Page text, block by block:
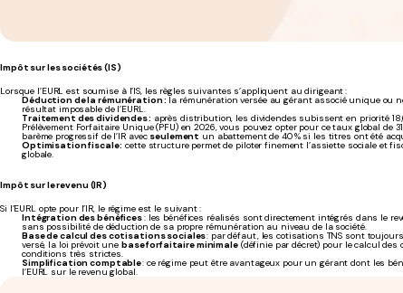
Impôt sur les sociétés (IS)
Lorsque l’EURL est soumise à l’IS, les règles suivantes s’appliquent au dirigeant :
Déduction de la rémunération : la rémunération versée au gérant associé unique ou
résultat imposable de l’EURL.
Traitement des dividendes : après distribution, les dividendes subissent en priorité
Prélèvement Forfaitaire Unique (PFU) en 2026, vous pouvez opter pour ce taux global de
barème progressif de l’IR avec seulement un abattement de 40 % si les titres ont été
Optimisation fiscale : cette structure permet de piloter finement l’assiette sociale et
globale.
Impôt sur le revenu (IR)
Si l’EURL opte pour l’IR, le régime est le suivant :
Intégration des bénéfices: les bénéfices réalisés sont directement intégrés dans le
sans possibilité de déduction de sa propre rémunération au niveau de la société.
Base de calcul des cotisations sociales: par défaut, les cotisations TNS sont
versé, la loi prévoit une base forfaitaire minimale(définie par décret) pour le calcul des
conditions très strictes.
Simplification comptable: ce régime peut être avantageux pour un gérant dont les
l’EURL sur le revenu global.